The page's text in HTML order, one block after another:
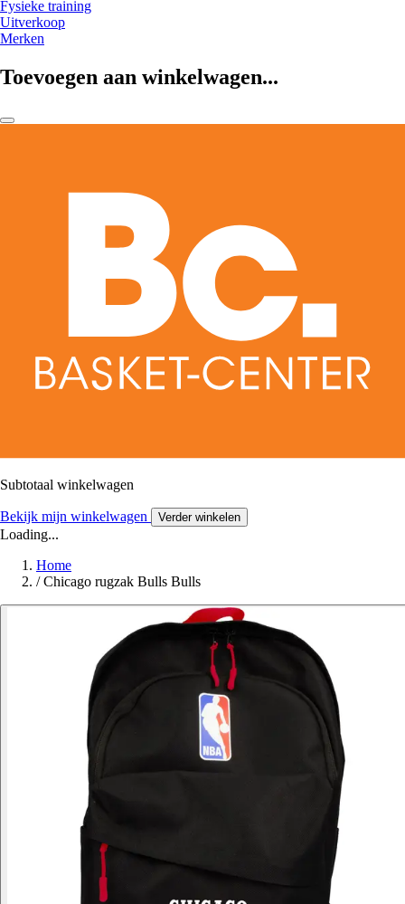
Fysieke training
Uitverkoop
Merken
Toevoegen aan winkelwagen...
Subtotaal winkelwagen
Bekijk mijn winkelwagen Verder winkelen
Loading...
Home
/ Chicago rugzak Bulls Bulls